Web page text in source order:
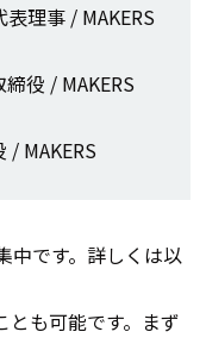
理事 / MAKERS
役 / MAKERS
MAKERS
中です。詳しくは以
とも可能です。まず